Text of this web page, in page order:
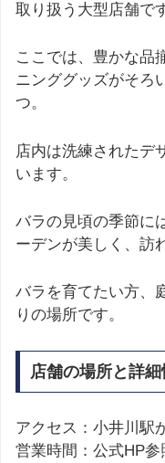
取り扱う大型店舗で
ここでは、豊かな品
ニンググッズがそろ
つ。
店内は洗練されたデ
います。
バラの見頃の季節に
ーデンが美しく、訪
バラを育てたい方、
りの場所です。
店舗の場所と詳細
アクセス：小井川駅
営業時間：公式HP参